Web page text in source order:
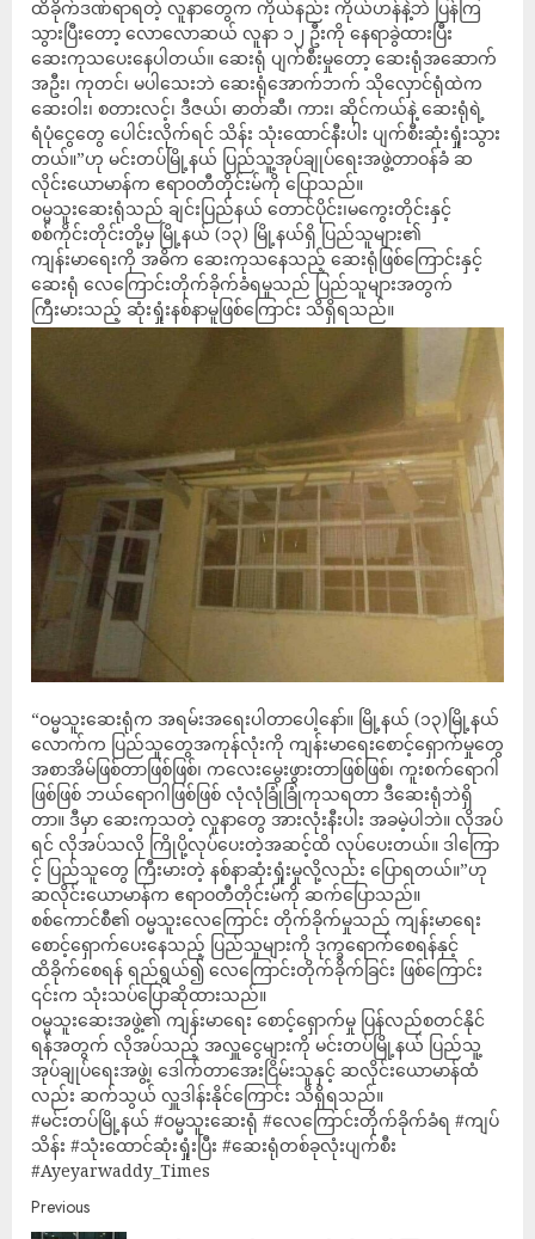
ထိခိုက်ဒဏ်ရာရတဲ့ လူနာတွေက ကိုယ်နည်း ကိုယ်ဟန်နဲ့ဘဲ ပြန်ကြ
သွားပြီးတော့ လောလောဆယ် လူနာ ၁၂ ဦးကို နေရာခွဲထားပြီး
ဆေးကုသပေးနေပါတယ်။ ဆေးရုံ ပျက်စီးမှုတော့ ဆေးရုံအဆောက်
အဦး၊ ကုတင်၊ မပါသေးဘဲ ဆေးရုံအောက်ဘက် သိုလှောင်ရုံထဲက
ဆေးဝါး၊ စတားလင့်၊ ဒီဇယ်၊ ဓာတ်ဆီ၊ ကား၊ ဆိုင်ကယ်နဲ့ ဆေးရုံရဲ့
ရံပုံငွေတွေ ပေါင်းလိုက်ရင် သိန်း သုံးထောင်နီးပါး ပျက်စီးဆုံးရှုံးသွား
တယ်။”ဟု မင်းတပ်မြို့နယ် ပြည်သူ့အုပ်ချုပ်ရေးအဖွဲ့တာဝန်ခံ ဆ
လိုင်းယောမာန်က ဧရာဝတီတိုင်းမ်ကို ပြောသည်။
ဝမ္မသူးဆေးရုံသည် ချင်းပြည်နယ် တောင်ပိုင်း၊မကွေးတိုင်းနှင့်
စစ်ကိုင်းတိုင်းတို့မှ မြို့နယ် (၁၃) မြို့နယ်ရှိ ပြည်သူများ၏
ကျန်းမာရေးကို အဓိက ဆေးကုသနေသည့် ဆေးရုံဖြစ်ကြောင်းနှင့်
ဆေးရုံ လေကြောင်းတိုက်ခိုက်ခံရမှုသည် ပြည်သူများအတွက်
ကြီးမားသည့် ဆုံးရှုံးနစ်နာမူဖြစ်ကြောင်း သိရှိရသည်။
“ဝမ္မသူးဆေးရုံက အရမ်းအရေးပါတာပေါ့နော်။ မြို့နယ် (၁၃)မြို့နယ်
လောက်က ပြည်သူတွေအကုန်လုံးကို ကျန်းမာရေးစောင့်ရှောက်မှုတွေ
အစာအိမ်ဖြစ်တာဖြစ်ဖြစ်၊ ကလေးမွေးဖွားတာဖြစ်ဖြစ်၊ ကူးစက်ရောဂါ
ဖြစ်ဖြစ် ဘယ်ရောဂါဖြစ်ဖြစ် လုံလုံခြုံခြုံကုသရတာ ဒီဆေးရုံဘဲရှိ
တာ။ ဒီမှာ ဆေးကုသတဲ့ လူနာတွေ အားလုံးနီးပါး အခမဲ့ပါဘဲ။ လိုအပ်
ရင် လိုအပ်သလို ကြိုပို့လုပ်ပေးတဲ့အဆင့်ထိ လုပ်ပေးတယ်။ ဒါကြော
င့် ပြည်သူတွေ ကြီးမားတဲ့ နစ်နာဆုံးရှုံးမှုလို့လည်း ပြောရတယ်။”ဟု
ဆလိုင်းယောမာန်က ဧရာဝတီတိုင်းမ်ကို ဆက်ပြောသည်။
စစ်ကောင်စီ၏ ဝမ္မသူးလေကြောင်း တိုက်ခိုက်မှုသည် ကျန်းမာရေး
စောင့်ရှောက်ပေးနေသည့် ပြည်သူများကို ဒုက္ခရောက်စေရန်နှင့်
ထိခိုက်စေရန် ရည်ရွယ်၍ လေကြောင်းတိုက်ခိုက်ခြင်း ဖြစ်ကြောင်း
၎င်းက သုံးသပ်ပြောဆိုထားသည်။
ဝမ္မသူးဆေးအဖွဲ့၏ ကျန်းမာရေး စောင့်ရှောက်မှု ပြန်လည်စတင်နိုင်
ရန်အတွက် လိုအပ်သည့် အလှူငွေများကို မင်းတပ်မြို့နယ် ပြည်သူ့
အုပ်ချုပ်ရေးအဖွဲ့၊ ဒေါက်တာအေးငြိမ်းသူနှင့် ဆလိုင်းယောမာန်ထံ
လည်း ဆက်သွယ် လှူဒါန်းနိုင်ကြောင်း သိရှိရသည်။
#မင်းတပ်မြို့နယ် #ဝမ္မသူးဆေးရုံ #လေကြောင်းတိုက်ခိုက်ခံရ #ကျပ်
သိန်း #သုံးထောင်ဆုံးရှုံးပြီး #ဆေးရုံတစ်ခုလုံးပျက်စီး
#Ayeyarwaddy_Times
Previous